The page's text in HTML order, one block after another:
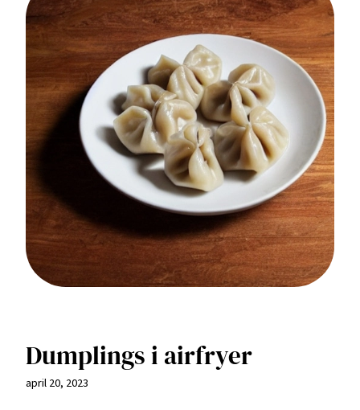
Dumplings i airfryer
april 20, 2023